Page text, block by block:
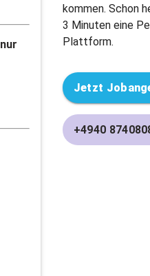
kommen. Schon
3 Minuten eine
Plattform.
Jetzt
+4940